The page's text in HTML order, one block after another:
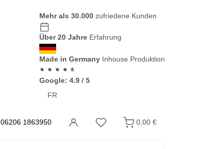
Mehr als 30.000 zufriedene Kunden
Über 20 Jahre Erfahrung
Made in Germany Inhouse Produktion
Google: 4.9 / 5
FR
06206 1863950 0,00 €